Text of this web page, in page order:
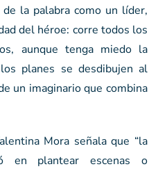
la palabra como un líder,
del héroe: corre todos los
aunque tenga miedo la
planes se desdibujen al
un imaginario que combina
Mora señala que “la
en plantear escenas o